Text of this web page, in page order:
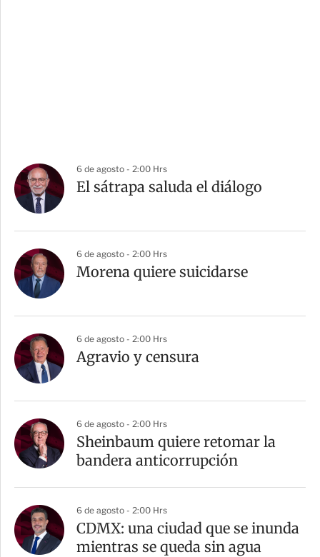
6 de agosto - 2:00 Hrs
El sátrapa saluda el diálogo
6 de agosto - 2:00 Hrs
Morena quiere suicidarse
6 de agosto - 2:00 Hrs
Agravio y censura
6 de agosto - 2:00 Hrs
Sheinbaum quiere retomar la
bandera anticorrupción
6 de agosto - 2:00 Hrs
CDMX: una ciudad que se inunda
mientras se queda sin agua